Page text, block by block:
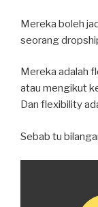
Mereka boleh
seorang
Mereka adalah
atau mengikut
Dan flexibility
Sebab tu